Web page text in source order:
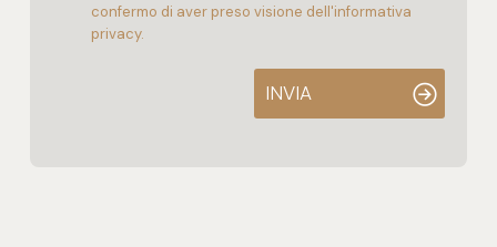
confermo di aver preso visione dell'informativa
privacy.
INVIA